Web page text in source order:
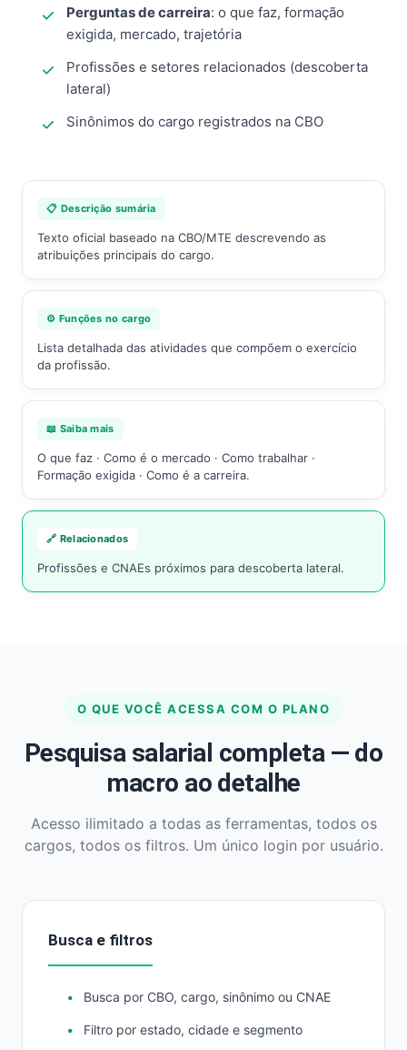
Perguntas de carreira: o que faz, formação
exigida, mercado, trajetória
Profissões e setores relacionados (descoberta
lateral)
Sinônimos do cargo registrados na CBO
📋 Descrição sumária
Texto oficial baseado na CBO/MTE descrevendo as
atribuições principais do cargo.
⚙️ Funções no cargo
Lista detalhada das atividades que compõem o exercício
da profissão.
📖 Saiba mais
O que faz · Como é o mercado · Como trabalhar ·
Formação exigida · Como é a carreira.
🔗 Relacionados
Profissões e CNAEs próximos para descoberta lateral.
O QUE VOCÊ ACESSA COM O PLANO
Pesquisa salarial completa — do
macro ao detalhe
Acesso ilimitado a todas as ferramentas, todos os
cargos, todos os filtros. Um único login por usuário.
Busca e filtros
Busca por CBO, cargo, sinônimo ou CNAE
Filtro por estado, cidade e segmento